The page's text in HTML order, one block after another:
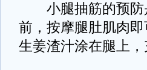
小腿抽筋的预防
前，按摩腿肚肌肉
生姜渣汁涂在腿上